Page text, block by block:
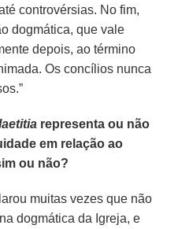
controvérsias. No fim,
dogmática, que vale
depois, ao término
Os concílios nunca
representa ou não
em relação ao
ou não?
muitas vezes que não
dogmática da Igreja, e